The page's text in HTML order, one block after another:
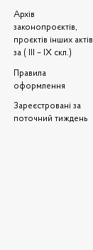
Архів
законопроєктів,
проєктів інших актів
за ( III – IX скл.)
Правила
оформлення
Зареєстровані за
поточний тиждень